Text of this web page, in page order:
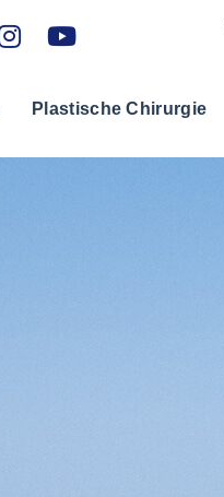
Plastische Chirurgie